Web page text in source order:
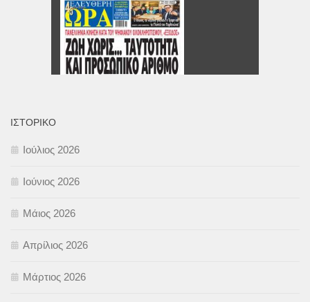
ΙΣΤΟΡΙΚΌ
Ιούλιος 2026
Ιούνιος 2026
Μάιος 2026
Απρίλιος 2026
Μάρτιος 2026